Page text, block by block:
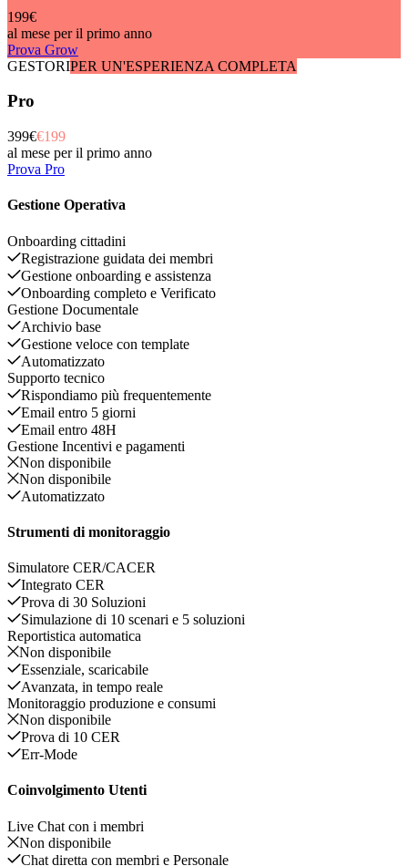
199€
al mese per il primo anno
Prova Grow
GESTORIPER UN'ESPERIENZA COMPLETA
Pro
399€€199
al mese per il primo anno
Prova Pro
Gestione Operativa
Onboarding cittadini
Registrazione guidata dei membri
Gestione onboarding e assistenza
Onboarding completo e Verificato
Gestione Documentale
Archivio base
Gestione veloce con template
Automatizzato
Supporto tecnico
Rispondiamo più frequentemente
Email entro 5 giorni
Email entro 48H
Gestione Incentivi e pagamenti
Non disponibile
Non disponibile
Automatizzato
Strumenti di monitoraggio
Simulatore CER/CACER
Integrato CER
Prova di 30 Soluzioni
Simulazione di 10 scenari e 5 soluzioni
Reportistica automatica
Non disponibile
Essenziale, scaricabile
Avanzata, in tempo reale
Monitoraggio produzione e consumi
Non disponibile
Prova di 10 CER
Err-Mode
Coinvolgimento Utenti
Live Chat con i membri
Non disponibile
Chat diretta con membri e Personale